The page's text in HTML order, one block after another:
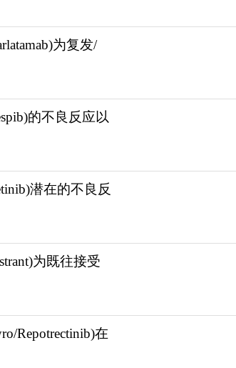
时）。2.服用方法：口服，可与食物
，按原计划服用下一次剂量，不可双
2次），具体需遵医嘱。
：轻度腹泻可清淡饮食、补充水分
为复发/
的不良反应以
潜在的不良反
为既往接受
Repotrectinib)在